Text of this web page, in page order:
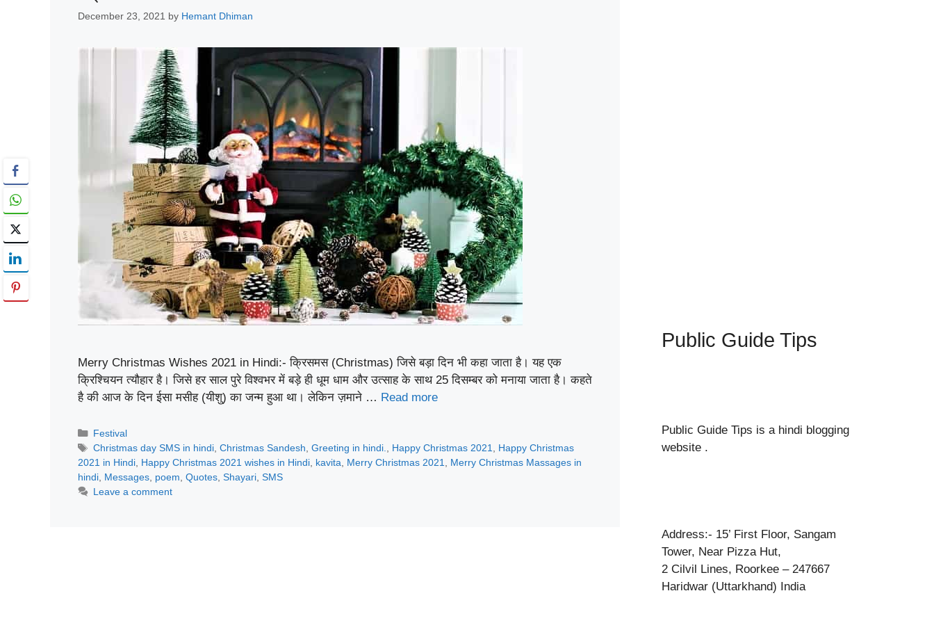
December 23, 2021 by Hemant Dhiman
Merry Christmas Wishes 2021 in Hindi:- क्रिसमस (Christmas) जिसे बड़ा दिन भी कहा जाता है। यह एक
क्रिश्चियन त्यौहार है। जिसे हर साल पुरे विश्वभर में बड़े ही धूम धाम और उत्साह के साथ 25 दिसम्बर को मनाया जाता है। कहते
है की आज के दिन ईसा मसीह (यीशु) का जन्म हुआ था। लेकिन ज़माने … Read more
Categories
Festival
Tags
Christmas day SMS in hindi, Christmas Sandesh Greeting in hindi. Happy Christmas 2021
Happy Christmas
2021 in Hindi Happy Christmas 2021 wishes in Hindi kavita Merry Christmas 2021
Merry Christmas Massages in
hindi Messages poem Quotes Shayari SMS
Leave a comment
Public Guide Tips
Public Guide Tips is a hindi blogging
website .
Address:- 15’ First Floor, Sangam
Tower, Near Pizza Hut,
2 Cilvil Lines, Roorkee – 247667
Haridwar (Uttarkhand) India